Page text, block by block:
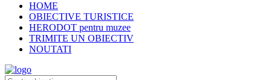
HOME
OBIECTIVE TURISTICE
HERODOT pentru muzee
TRIMITE UN OBIECTIV
NOUTATI